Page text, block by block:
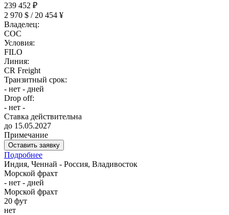
239 452 ₽
2 970 $ / 20 454 ¥
Владелец:
COC
Условия:
FILO
Линия:
CR Freight
Транзитный срок:
- нет - дней
Drop off:
- нет -
Ставка действительна
до 15.05.2027
Примечание
Оставить заявку
Подробнее
Индия, Ченнай - Россия, Владивосток
Морской фрахт
- нет - дней
Морской фрахт
20 фут
нет